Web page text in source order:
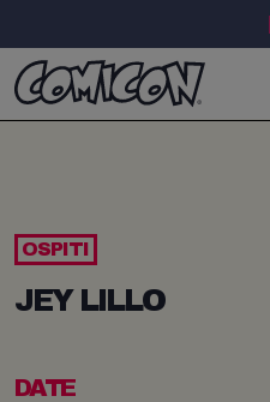
OSPITI
JEY LILLO
DATE